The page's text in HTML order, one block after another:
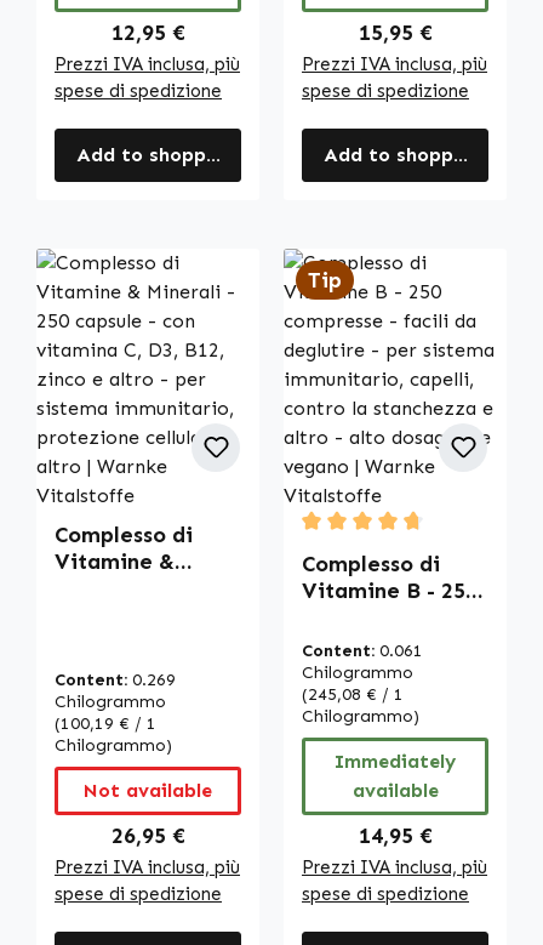
Regular price:
12,95 €
Prezzi IVA inclusa, più
spese di spedizione
Add to shopping cart
Vitalstoffe
Regular price:
15,95 €
Prezzi IVA inclusa, più
spese di spedizione
Add to shopping cart
Complesso di
Vitamine &
B12, zinco e altro
- per sistema
immunitario,
protezione
cellulare e altro |
Warnke
Vitalstoffe
Content: 0.269
Chilogrammo
(100,19 € / 1
Chilogrammo)
Not available
Regular price:
26,95 €
Prezzi IVA inclusa, più
spese di spedizione
Tip
Average rating of 4.67
Complesso di
Vitamine B - 250
da deglutire - per
sistema
immunitario,
capelli, contro la
stanchezza e
altro - alto
dosaggio e
vegano | Warnke
Vitalstoffe
Content: 0.061
Chilogrammo
(245,08 € / 1
Chilogrammo)
Immediately
available
Regular price:
14,95 €
Prezzi IVA inclusa, più
spese di spedizione